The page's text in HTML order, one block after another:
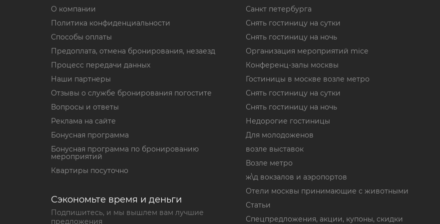
О компании
Политика конфиденциальности
Способы оплаты
Предоплата, отмена бронирования, незаезд
Процесс передачи данных
Наши партнеры
Отзывы о службе бронирования погостите
Вопросы и ответы
Реклама на сайте
Бонусная программа
Бонусная программа по бронированию
мероприятий
Квартиры посуточно
Сэкономьте время и деньги
Подпишитесь, и мы вышлем вам лучшие
предложения
Санкт петербурга
Снять гостиницу на сутки
Снять гостиницу на ночь
Организация мероприятий mice
Конференц-залы москвы
Гостиницы в москве возле метро
Снять гостиницу на сутки
Снять гостиницу на ночь
Недорогие гостиницы
Для молодоженов
возле выставок
Возле метро
ж\д вокзалов и аэропортов
Отели москвы принимающие с животными
Статьи
Спецпредложения, акции, купоны, скидки